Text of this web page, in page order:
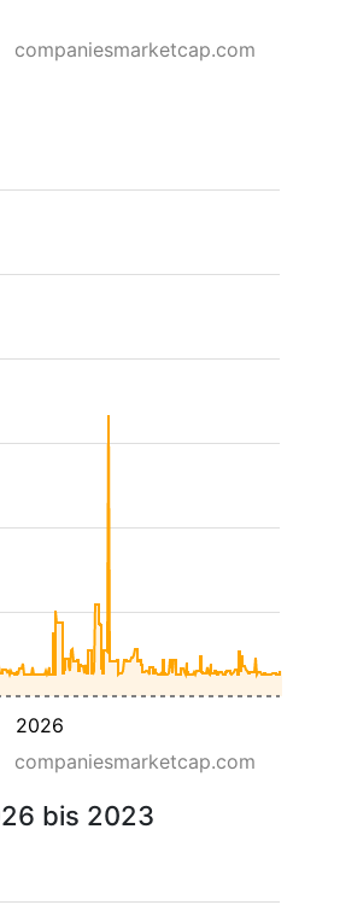
companiesmarketcap.com
2026
companiesmarketcap.com
bis 2023